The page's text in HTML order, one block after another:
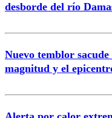
desborde del río
Nuevo temblor
magnitud y el